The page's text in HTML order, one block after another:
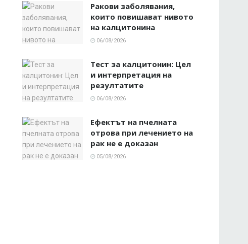
Ракови заболявания,
които повишават нивото
на калцитонина
06/08/2026
Тест за калцитонин: Цел
и интерпретация на
резултатите
06/08/2026
Ефектът на пчелната
отрова при лечението на
рак не е доказан
05/08/2026